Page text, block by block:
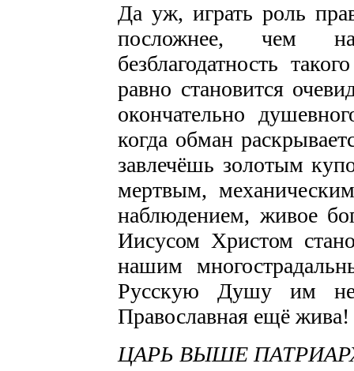
Да уж, играть роль
посложнее, чем
безблагодатность
равно становится
окончательно
когда обман
завлечёшь золотым
мертвым,
наблюдением, живое
Иисусом Христом
нашим
Русскую Душу им
Православная ещё жива!
ЦАРЬ ВЫШЕ